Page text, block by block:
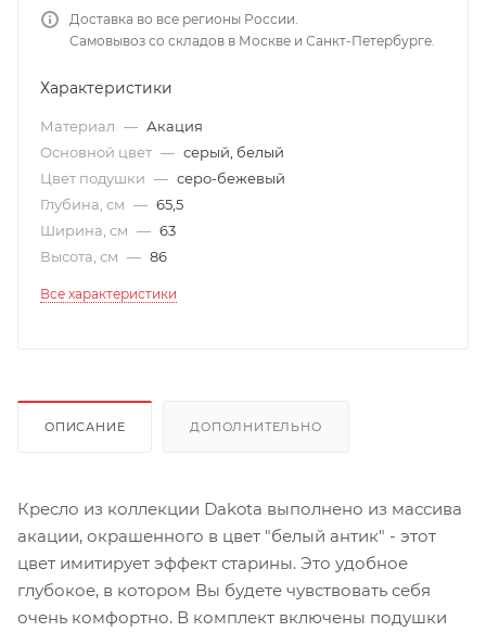
Доставка во все регионы России.
Самовывоз со складов в Москве и Санкт-Петербурге.
Характеристики
Материал — Акация
Основной цвет — серый, белый
Цвет подушки — серо-бежевый
Глубина, см — 65,5
Ширина, см — 63
Высота, см — 86
Все характеристики
ОПИСАНИЕ ДОПОЛНИТЕЛЬНО
Кресло из коллекции Dakota выполнено из массива
акации, окрашенного в цвет "белый антик" - этот
цвет имитирует эффект старины. Это удобное
глубокое, в котором Вы будете чувствовать себя
очень комфортно. В комплект включены подушки